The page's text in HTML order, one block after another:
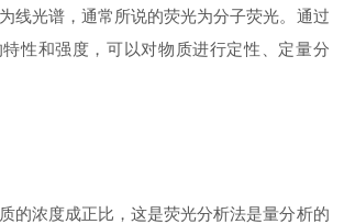
线光谱，通常所说的荧光为分子荧光。通过
性和强度，可以对物质进行定性、定量分
的浓度成正比，这是荧光分析法是量分析的